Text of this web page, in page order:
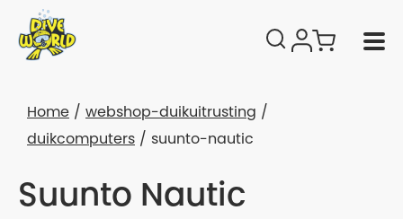
Home
webshop-duikuitrusting
duikcomputers
suunto-nautic
Suunto Nautic